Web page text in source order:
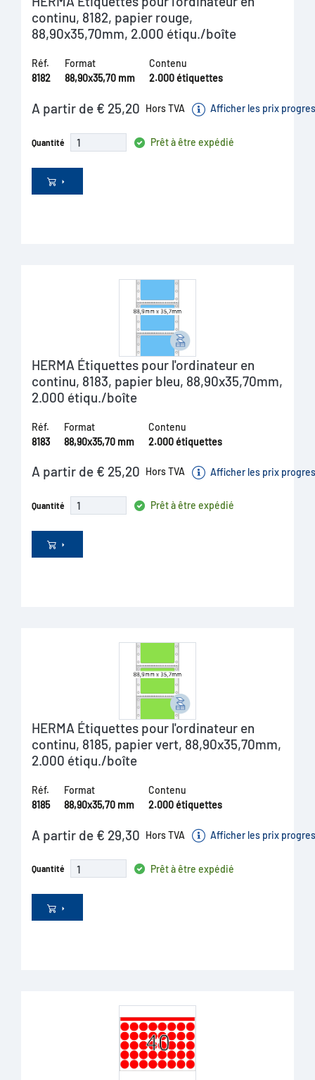
continu, 8182, papier rouge,
88,90x35,70mm, 2.000 étiqu./boîte
Réf.
8182
Format
88,90x35,70 mm
Contenu
2.000 étiquettes
A partir de € 25,20 Hors TVA Afficher les prix
Quantité Prêt à être expédié
HERMA Étiquettes pour l'ordinateur en
continu, 8183, papier bleu, 88,90x35,70mm,
2.000 étiqu./boîte
Réf.
8183
Format
88,90x35,70 mm
Contenu
2.000 étiquettes
A partir de € 25,20 Hors TVA Afficher les prix
Quantité Prêt à être expédié
HERMA Étiquettes pour l'ordinateur en
continu, 8185, papier vert, 88,90x35,70mm,
2.000 étiqu./boîte
Réf.
8185
Format
88,90x35,70 mm
Contenu
2.000 étiquettes
A partir de € 29,30 Hors TVA Afficher les prix
Quantité Prêt à être expédié